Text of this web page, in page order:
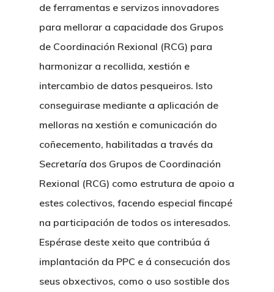
de ferramentas e servizos innovadores
para mellorar a capacidade dos Grupos
de Coordinación Rexional (RCG) para
harmonizar a recollida, xestión e
intercambio de datos pesqueiros. Isto
conseguirase mediante a aplicación de
melloras na xestión e comunicación do
coñecemento, habilitadas a través da
Secretaría dos Grupos de Coordinación
Rexional (RCG) como estrutura de apoio a
estes colectivos, facendo especial fincapé
na participación de todos os interesados.
Espérase deste xeito que contribúa á
implantación da PPC e á consecución dos
seus obxectivos, como o uso sostible dos